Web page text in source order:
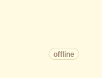
offline